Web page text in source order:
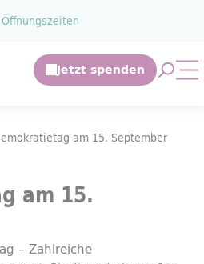
Öffnungszeiten
am 15. September
am 15.
– Zahlreiche